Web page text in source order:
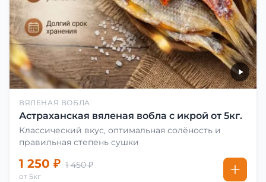
ВЯЛЕНАЯ ВОБЛА
Астраханская вяленая вобла с икрой от 5кг.
Классический вкус, оптимальная солёность и
правильная степень сушки
1 250 ₽ 1 450 ₽
от 5кг